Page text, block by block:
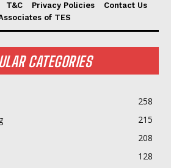
T&C Privacy Policies
Contact Us
of TES
CATEGORIES
258
215
208
128